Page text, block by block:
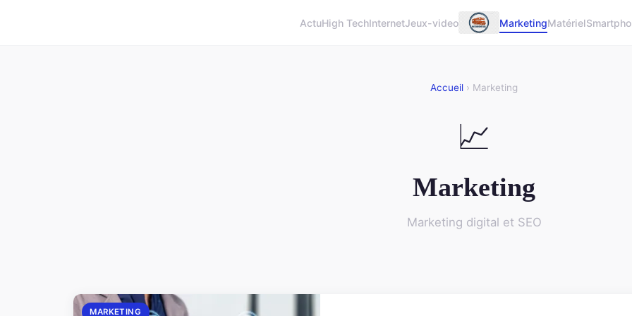
ActuHigh TechInternetJeux-video MarketingMatériel
Accueil › Marketing
📈
Marketing
Marketing digital et SEO
MARKETING